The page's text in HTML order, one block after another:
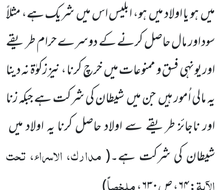
میںہو یا اولاد میںہو، ابلیس اس میںشریک ہے، مثلاً
سود اور مال حاصل کرنے کے دوسرے حرام طریقے
اور یونہی فسق و ممنوعات میںخرچ کرنا ، نیز زکوٰۃ نہ دینا
یہ مالی اُمور ہیںجن میںشیطان کی شرکت ہے جبکہ زنا
اور ناجائز طریقے سے اولاد حاصل کرنا یہ اولاد میں
شیطان کی شرکت ہے۔(مدارک، الاسراء، تحت